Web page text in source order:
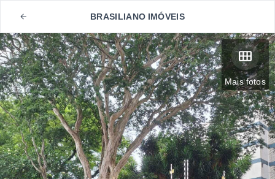
BRASILIANO IMÓVEIS
Mais fotos